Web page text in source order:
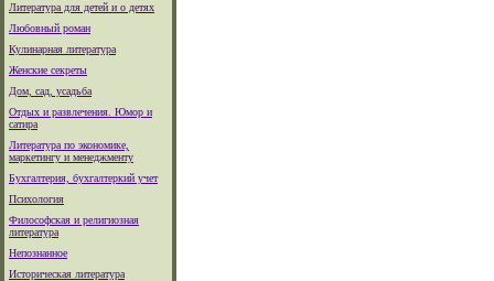
Литература для детей и о детях
Любовный роман
Кулинарная литература
Женские секреты
Дом, сад, усадьба
Отдых и развлечения. Юмор и
сатира
Литература по экономике,
маркетингу и менеджменту
Бухгалтерия, бухгалтеркий учет
Психология
Философская и религиозная
литература
Непознанное
Историческая литература